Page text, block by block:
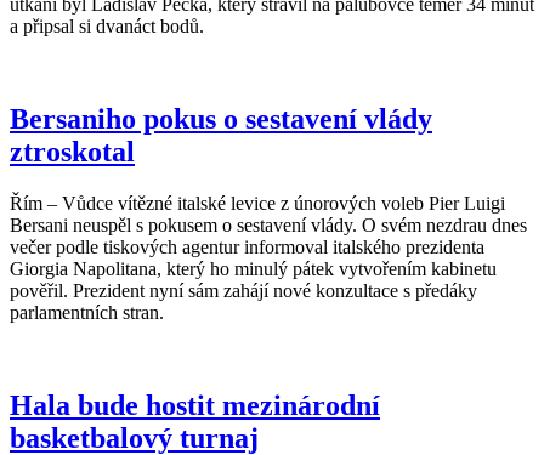
utkání byl Ladislav Pecka, který strávil na palubovce téměř 34 minut
a připsal si dvanáct bodů.
Bersaniho pokus o sestavení vlády
ztroskotal
Řím – Vůdce vítězné italské levice z únorových voleb Pier Luigi
Bersani neuspěl s pokusem o sestavení vlády. O svém nezdrau dnes
večer podle tiskových agentur informoval italského prezidenta
Giorgia Napolitana, který ho minulý pátek vytvořením kabinetu
pověřil. Prezident nyní sám zahájí nové konzultace s předáky
parlamentních stran.
Hala bude hostit mezinárodní
basketbalový turnaj